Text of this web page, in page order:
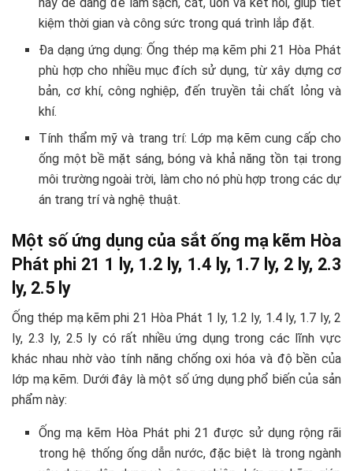
kiệm thời gian và công sức trong quá trình lắp đặt.
Đa dạng ứng dụng: Ống thép mạ kẽm phi 21 Hòa Phát
phù hợp cho nhiều mục đích sử dụng, từ xây dựng cơ
bản, cơ khí, công nghiệp, đến truyền tải chất lỏng và
khí.
Tính thẩm mỹ và trang trí: Lớp mạ kẽm cung cấp cho
ống một bề mặt sáng, bóng và khả năng tồn tại trong
môi trường ngoài trời, làm cho nó phù hợp trong các dự
án trang trí và nghệ thuật.
Một số ứng dụng của sắt ống mạ kẽm Hòa
Phát phi 21 1 ly, 1.2 ly, 1.4 ly, 1.7 ly, 2 ly, 2.3
ly, 2.5 ly
Ống thép mạ kẽm phi 21 Hòa Phát 1 ly, 1.2 ly, 1.4 ly, 1.7 ly, 2
ly, 2.3 ly, 2.5 ly có rất nhiều ứng dụng trong các lĩnh vực
khác nhau nhờ vào tính năng chống oxi hóa và độ bền của
lớp mạ kẽm. Dưới đây là một số ứng dụng phổ biến của sản
phẩm này:
Ống mạ kẽm Hòa Phát phi 21 được sử dụng rộng rãi
trong hệ thống ống dẫn nước, đặc biệt là trong ngành